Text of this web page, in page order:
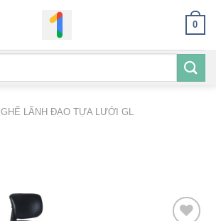
0
GHẾ LÃNH ĐẠO TỰA LƯỚI GL